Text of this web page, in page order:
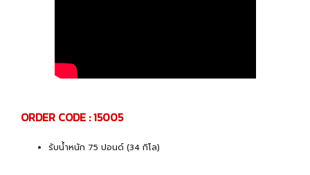
ORDER CODE : 15005
รับน้ำหนัก 75 ปอนด์ (34 กิโล)